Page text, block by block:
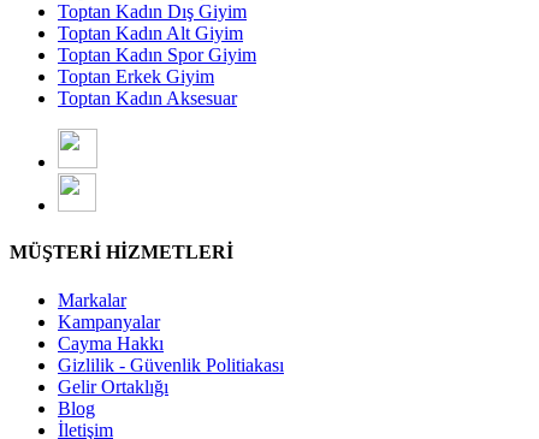
Toptan Kadın Dış Giyim
Toptan Kadın Alt Giyim
Toptan Kadın Spor Giyim
Toptan Erkek Giyim
Toptan Kadın Aksesuar
MÜŞTERİ HİZMETLERİ
Markalar
Kampanyalar
Cayma Hakkı
Gizlilik - Güvenlik Politiakası
Gelir Ortaklığı
Blog
İletişim